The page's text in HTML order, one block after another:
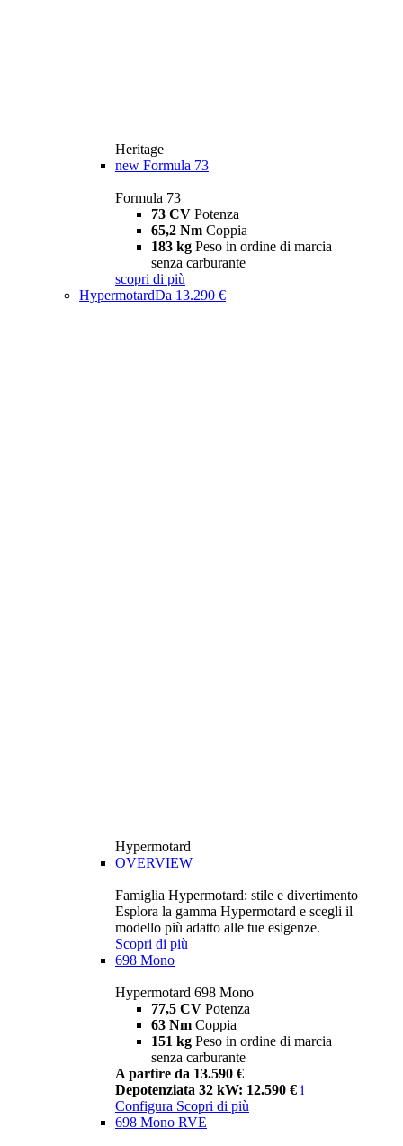
Heritage
new Formula 73
Formula 73
73 CV Potenza
65,2 Nm Coppia
183 kg Peso in ordine di marcia
senza carburante
scopri di più
HypermotardDa 13.290 €
Hypermotard
OVERVIEW
Famiglia Hypermotard: stile e divertimento
Esplora la gamma Hypermotard e scegli il
modello più adatto alle tue esigenze.
Scopri di più
698 Mono
Hypermotard 698 Mono
77,5 CV Potenza
63 Nm Coppia
151 kg Peso in ordine di marcia
senza carburante
A partire da 13.590 €
Depotenziata 32 kW: 12.590 € i
Configura Scopri di più
698 Mono RVE